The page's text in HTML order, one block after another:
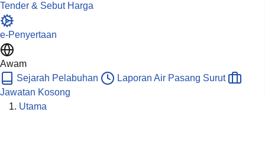
Tender & Sebut Harga
e-Penyertaan
Awam
Sejarah Pelabuhan
Laporan Air Pasang Surut
Jawatan Kosong
Utama